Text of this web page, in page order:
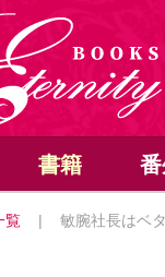
書籍
覧 | 敏腕社長はベ